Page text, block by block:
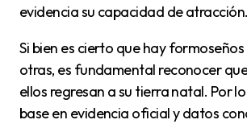
evidencia su capacidad de atracción.
Si bien es cierto que hay formoseños que migran a
otras, es fundamental reconocer
ellos regresan a su tierra natal. Por
base en evidencia oficial y datos